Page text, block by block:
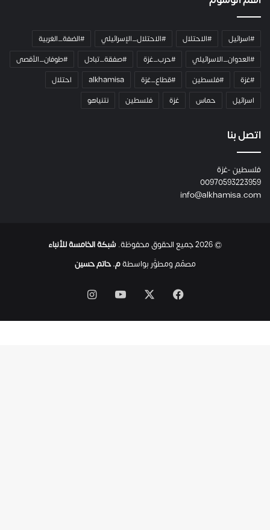
#اسرائيل #الاحتلال #الاحتلال_الإسرائيلي
#الضفة_الغربية
#العدوان_الاسرائيلي
#حرب_غزة #صفقة_تبادل
#طوفان_الأقصى
#غزة
#فلسطين #قطاع_غزة alkhamisa
احتلال
اسرائيل
حماس غزة فلسطين نتنياهو
اتصل بنا
فلسطين -غزة
00970593223959
info@alkhamisa.com
© 2026 جميع الحقوق محفوظة.
شبكة الخامسة للأنباء
مصمّم ومطوَّر بواسطةم. حاتم حسين
فيسبوك ‫YouTubeانستقرام